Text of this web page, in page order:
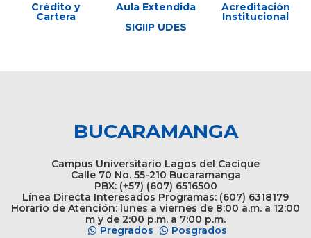
Crédito y
Cartera
Aula Extendida
SIGIIP UDES
Acreditación
Institucional
BUCARAMANGA
Campus Universitario Lagos del Cacique
Calle 70 No. 55-210 Bucaramanga
PBX: (+57) (607) 6516500
Línea Directa Interesados Programas: (607) 6318179
Horario de Atención: lunes a viernes de 8:00 a.m. a 12:00
m y de 2:00 p.m. a 7:00 p.m.
Pregrados
Posgrados